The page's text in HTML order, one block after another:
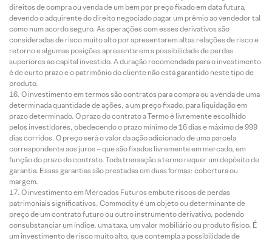
direitos de compra ou venda de um bem por preço fixado em data futura,
devendo o adquirente do direito negociado pagar um prêmio ao vendedor tal
como num acordo seguro. As operações com esses derivativos são
consideradas de risco muito alto por apresentarem altas relações de risco e
retorno e algumas posições apresentarem a possibilidade de perdas
superiores ao capital investido. A duração recomendada para o investimento
é de curto prazo e o patrimônio do cliente não está garantido neste tipo de
produto.
O investimento em termos são contratos para compra ou a venda de uma
determinada quantidade de ações, a um preço fixado, para liquidação em
prazo determinado. O prazo do contrato a Termo é livremente escolhido
pelos investidores, obedecendo o prazo mínimo de 16 dias e máximo de 999
dias corridos. O preço será o valor da ação adicionado de uma parcela
correspondente aos juros – que são fixados livremente em mercado, em
função do prazo do contrato. Toda transação a termo requer um depósito de
garantia. Essas garantias são prestadas em duas formas: cobertura ou
margem.
O investimento em Mercados Futuros embute riscos de perdas
patrimoniais significativos. Commodity é um objeto ou determinante de
preço de um contrato futuro ou outro instrumento derivativo, podendo
consubstanciar um índice, uma taxa, um valor mobiliário ou produto físico. É
um investimento de risco muito alto, que contempla a possibilidade de